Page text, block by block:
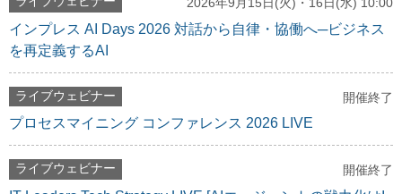
2026年9月15日(火)・16日(水) 10:00
インプレス AI Days 2026 対話から自律・協働へ─ビジネス
を再定義するAI
ライブウェビナー 開催終了
プロセスマイニング コンファレンス 2026 LIVE
ライブウェビナー 開催終了